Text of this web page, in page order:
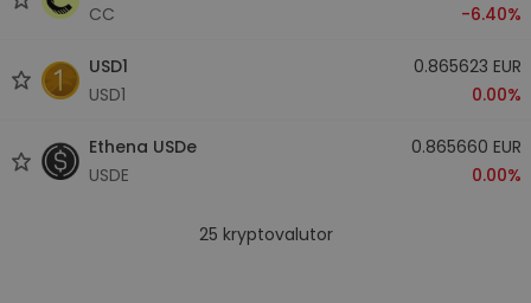
CC
-6.40%
USD1
USD1
0.865623 EUR
0.00%
Ethena USDe
USDE
0.865660 EUR
0.00%
25 kryptovalutor